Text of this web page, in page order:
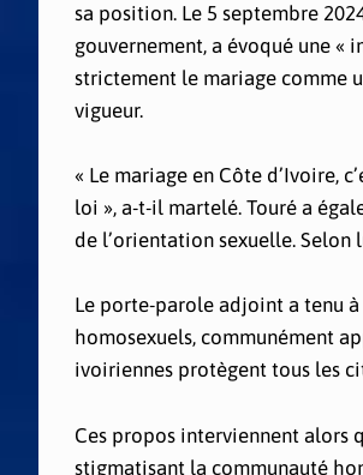
sa position. Le 5 septembre
gouvernement, a évoqué une
strictement le mariage comme
vigueur.
« Le mariage en Côte d’Ivoire,
loi », a-t-il martelé. Touré a
de l’orientation sexuelle. Selon
Le porte-parole adjoint a tenu à
homosexuels, communément
ivoiriennes protègent tous les
Ces propos interviennent alors
stigmatisant la communauté